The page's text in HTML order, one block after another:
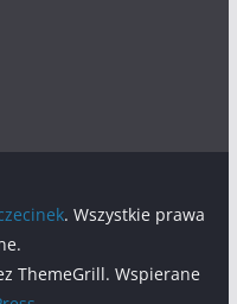
. Wszystkie prawa
ThemeGrill. Wspierane